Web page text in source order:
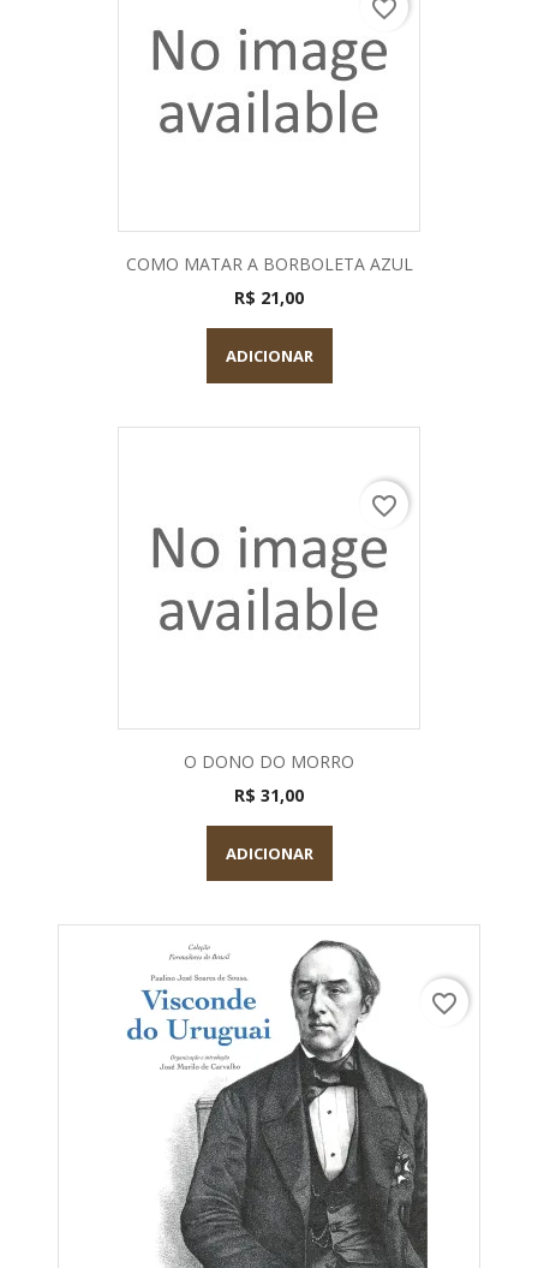
COMO MATAR A BORBOLETA AZUL
R$ 21,00
ADICIONAR
favorite_border
O DONO DO MORRO
R$ 31,00
ADICIONAR
favorite_border
favorite_border